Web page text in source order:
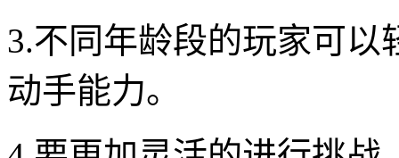
3.不同年龄段的玩家可
动手能力。